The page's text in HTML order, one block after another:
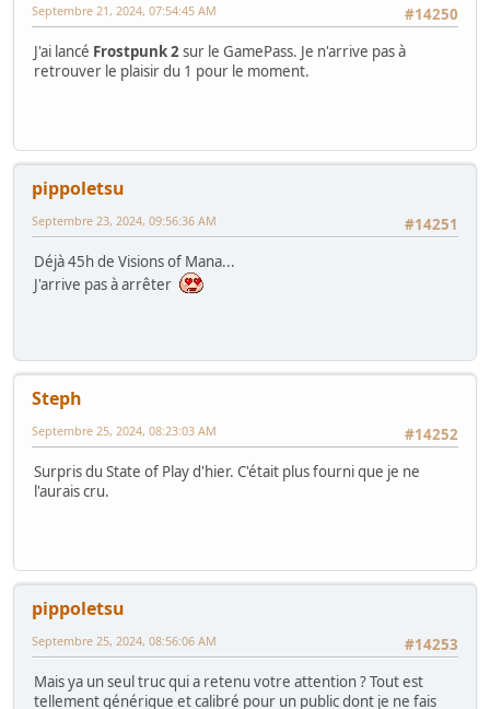
#14250
Septembre 21, 2024, 07:54:45 AM
J'ai lancé Frostpunk 2sur le GamePass. Je n'arrive pas à
retrouver le plaisir du 1 pour le moment.
pippoletsu
#14251
Septembre 23, 2024, 09:56:36 AM
Déjà 45h de Visions of Mana...
J'arrive pas à arrêter
Steph
#14252
Septembre 25, 2024, 08:23:03 AM
Surpris du State of Play d'hier. C'était plus fourni que je ne
l'aurais cru.
pippoletsu
#14253
Septembre 25, 2024, 08:56:06 AM
Mais ya un seul truc qui a retenu votre attention ? Tout est
tellement générique et calibré pour un public dont je ne fais